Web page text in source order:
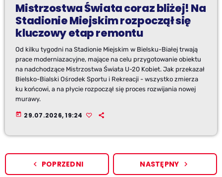
Mistrzostwa Świata coraz bliżej! Na
Stadionie Miejskim rozpoczął się
kluczowy etap remontu
Od kilku tygodni na Stadionie Miejskim w Bielsku-Białej trwają
prace moderniazacyjne, mające na celu przygotowanie obiektu
na nadchodzące Mistrzostwa Świata U-20 Kobiet. Jak przekazał
Bielsko-Bialski Ośrodek Sportu i Rekreacji - wszystko zmierza
ku końcowi, a na płycie rozpoczął się proces rozwijania nowej
murawy.
today 29.07.2026, 19:24
navigate_before POPRZEDNI NASTĘPNY navigate_next